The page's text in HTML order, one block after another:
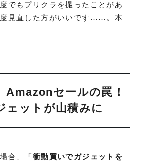
でもプリクラを撮ったことがあ
度見直した方がいいです……。本
Amazonセールの罠！
ェットが山積みに
合、
「衝動買いでガジェットを